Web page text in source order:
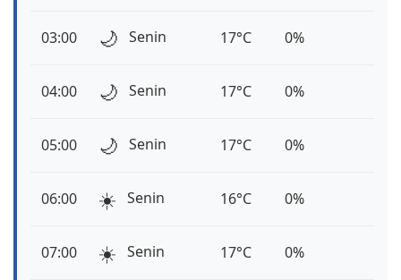
03:00 🌙 Senin 17°C 0%
04:00 🌙 Senin 17°C 0%
05:00 🌙 Senin 17°C 0%
06:00 ☀️ Senin 16°C 0%
07:00 ☀️ Senin 17°C 0%